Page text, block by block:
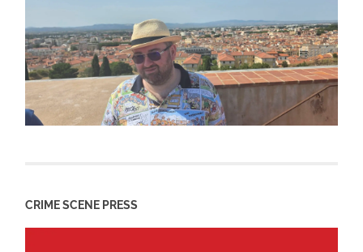
CRIME SCENE PRESS